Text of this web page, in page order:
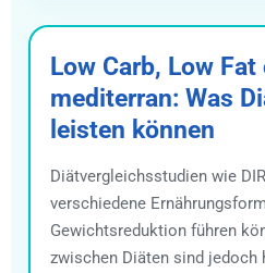
Low Carb, Low Fat
mediterran: Was
leisten können
Diätvergleichsstudien wie
verschiedene
Gewichtsreduktion führen
zwischen Diäten sind jedoch